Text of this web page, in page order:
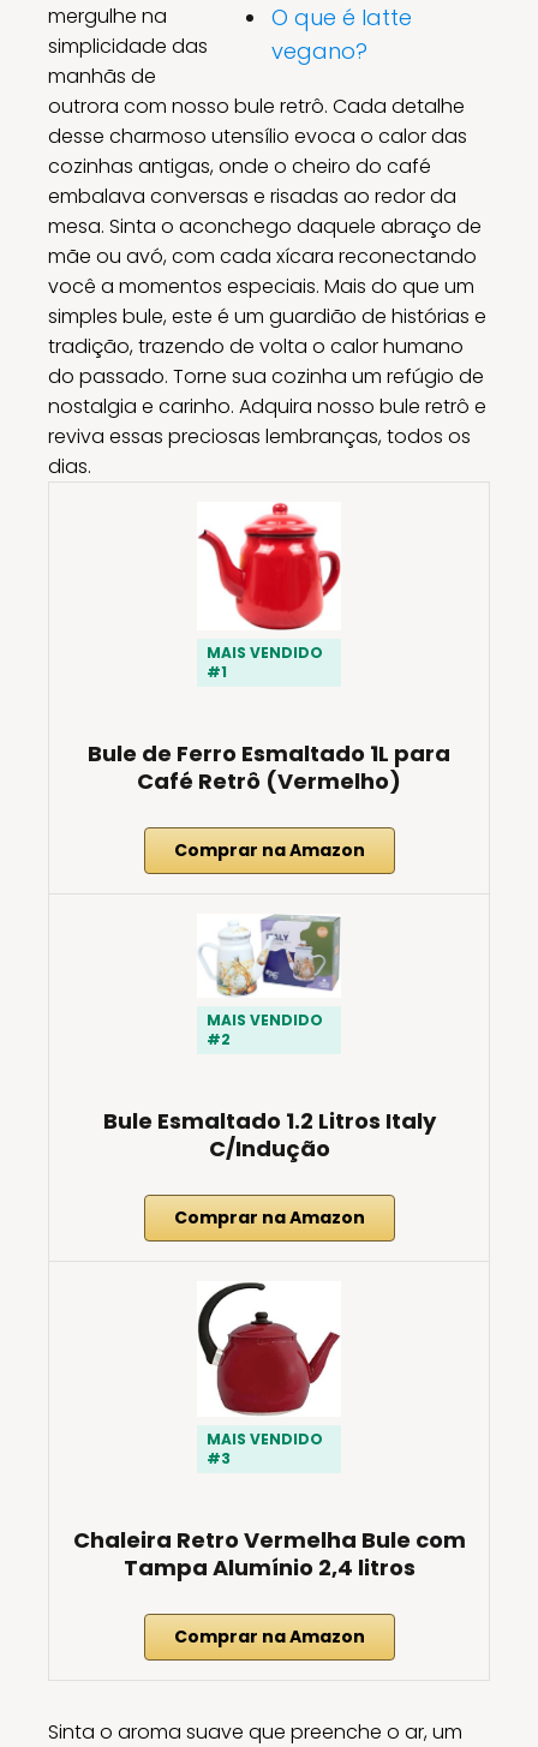
O que é latte
vegano?
mergulhe na
simplicidade das
manhãs de
outrora com nosso bule retrô. Cada detalhe
desse charmoso utensílio evoca o calor das
cozinhas antigas, onde o cheiro do café
embalava conversas e risadas ao redor da
mesa. Sinta o aconchego daquele abraço de
mãe ou avó, com cada xícara reconectando
você a momentos especiais. Mais do que um
simples bule, este é um guardião de histórias e
tradição, trazendo de volta o calor humano
do passado. Torne sua cozinha um refúgio de
nostalgia e carinho. Adquira nosso bule retrô e
reviva essas preciosas lembranças, todos os
dias.
MAIS VENDIDO
#1
Bule de Ferro Esmaltado 1L para
Café Retrô (Vermelho)
Comprar na Amazon
MAIS VENDIDO
#2
Bule Esmaltado 1.2 Litros Italy
C/Indução
Comprar na Amazon
MAIS VENDIDO
#3
Chaleira Retro Vermelha Bule com
Tampa Alumínio 2,4 litros
Comprar na Amazon
Sinta o aroma suave que preenche o ar, um